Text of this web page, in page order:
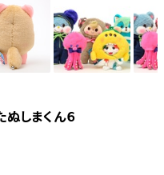
ぬしまくん６